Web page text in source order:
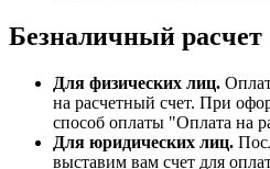
Безналичный расчет
Для физических лиц.
на расчетный счет. При
способ оплаты "Оплата на
Для юридических лиц.
выставим вам счет для